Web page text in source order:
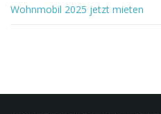
Wohnmobil 2025 jetzt mieten